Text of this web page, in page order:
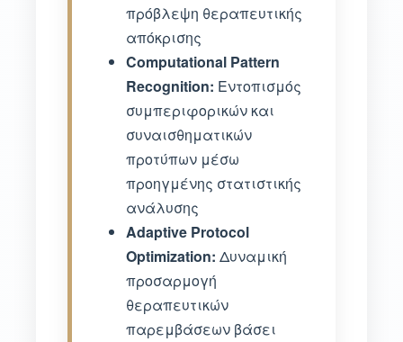
πρόβλεψη θεραπευτικής
απόκρισης
Computational Pattern
Recognition: Εντοπισμός
συμπεριφορικών και
συναισθηματικών
προτύπων μέσω
προηγμένης στατιστικής
ανάλυσης
Adaptive Protocol
Optimization: Δυναμική
προσαρμογή
θεραπευτικών
παρεμβάσεων βάσει